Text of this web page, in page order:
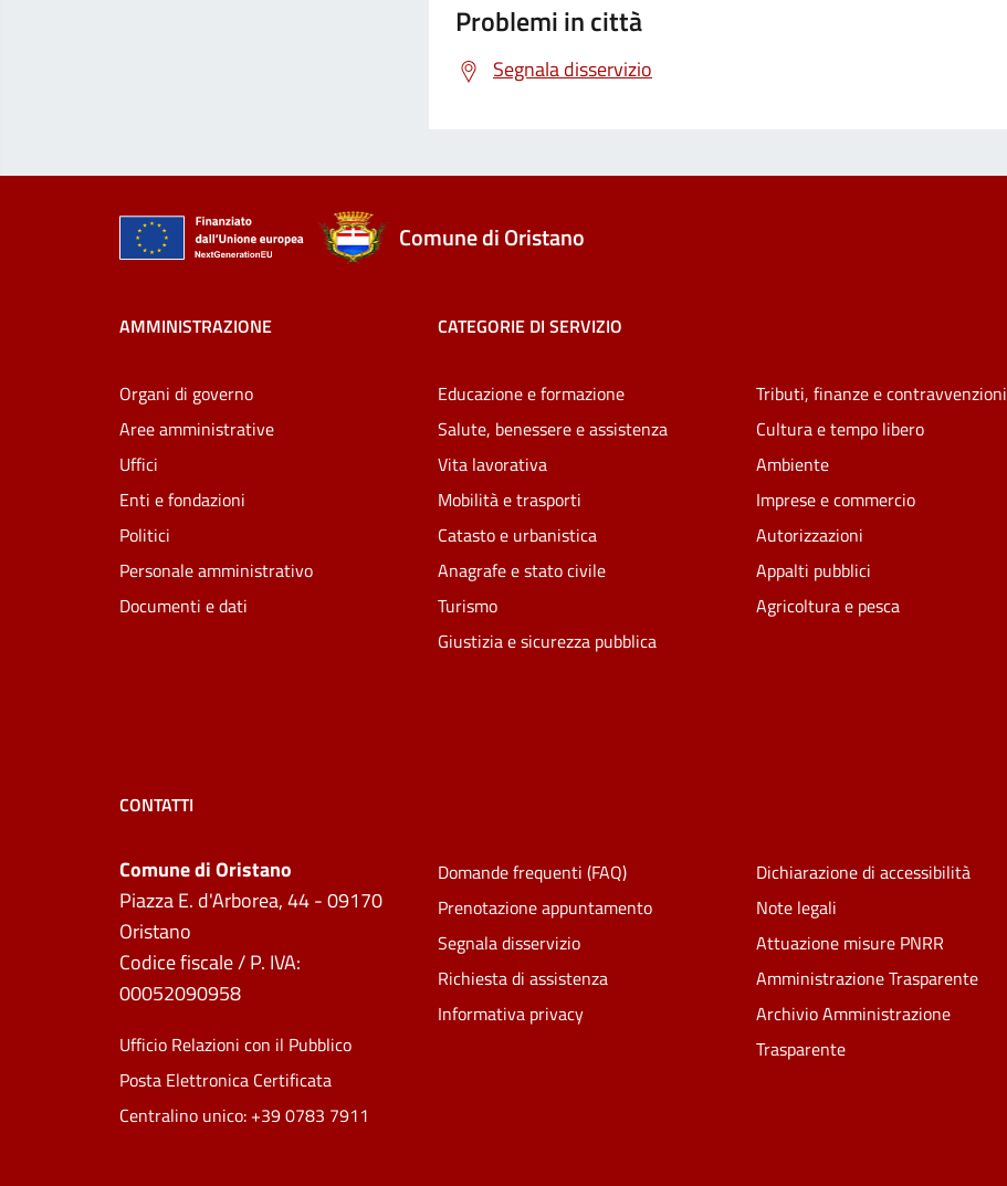
Problemi in città
Segnala disservizio
Comune di Oristano
AMMINISTRAZIONE
Organi di governo
Aree amministrative
Uffici
Enti e fondazioni
Politici
Personale amministrativo
Documenti e dati
CATEGORIE DI SERVIZIO
Educazione e formazione
Salute, benessere e assistenza
Vita lavorativa
Mobilità e trasporti
Catasto e urbanistica
Anagrafe e stato civile
Turismo
Giustizia e sicurezza pubblica
Tributi, finanze e contravvenzioni
Cultura e tempo libero
Ambiente
Imprese e commercio
Autorizzazioni
Appalti pubblici
Agricoltura e pesca
CONTATTI
Comune di Oristano
Piazza E. d'Arborea, 44 - 09170
Oristano
Codice fiscale / P. IVA:
00052090958
Ufficio Relazioni con il Pubblico
Posta Elettronica Certificata
Centralino unico: +39 0783 7911
Domande frequenti (FAQ)
Prenotazione appuntamento
Segnala disservizio
Richiesta di assistenza
Informativa privacy
Dichiarazione di accessibilità
Note legali
Attuazione misure PNRR
Amministrazione Trasparente
Archivio Amministrazione
Trasparente